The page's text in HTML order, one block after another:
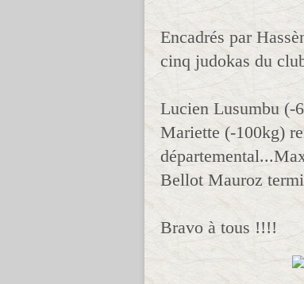
Encadrés par
cinq judokas du
Lucien Lusumbu (-
Mariette (-100kg)
Bellot Mauroz
Bravo à tous !!!!